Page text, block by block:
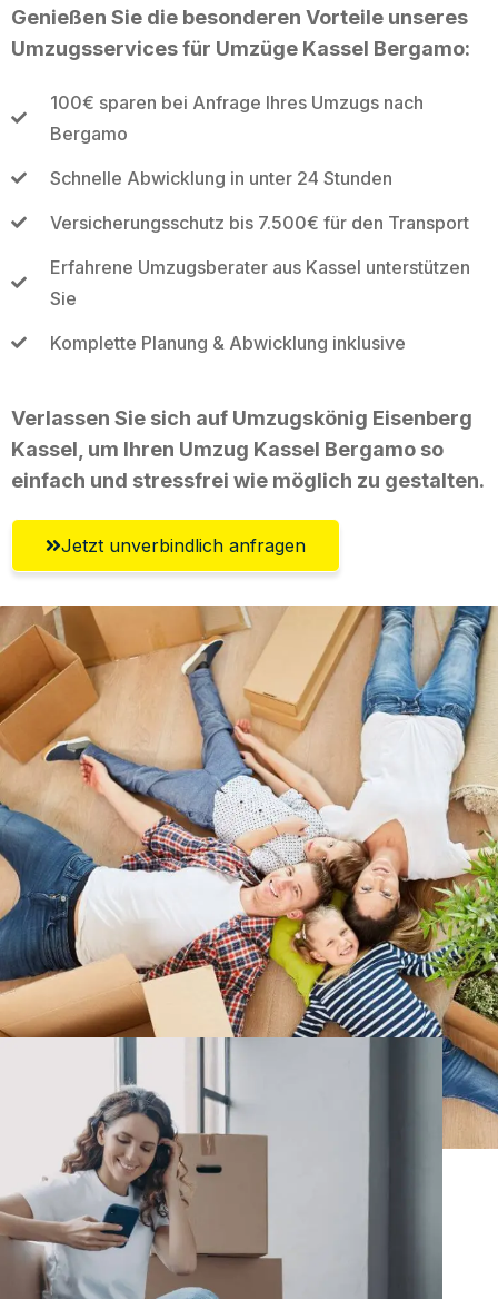
Genießen Sie die besonderen Vorteile unseres
Umzugsservices für Umzüge Kassel Bergamo:
100€ sparen bei Anfrage Ihres Umzugs nach
Bergamo
Schnelle Abwicklung in unter 24 Stunden
Versicherungsschutz bis 7.500€ für den Transport
Erfahrene Umzugsberater aus Kassel unterstützen
Sie
Komplette Planung & Abwicklung inklusive
Verlassen Sie sich auf Umzugskönig Eisenberg
Kassel, um Ihren Umzug Kassel Bergamo so
einfach und stressfrei wie möglich zu gestalten.
Jetzt unverbindlich anfragen